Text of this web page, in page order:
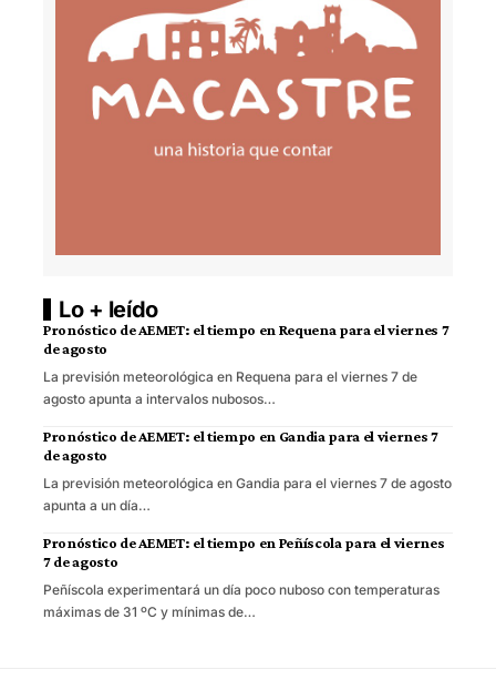
Lo + leído
Pronóstico de AEMET: el tiempo en Requena para el viernes 7
de agosto
La previsión meteorológica en Requena para el viernes 7 de
agosto apunta a intervalos nubosos…
Pronóstico de AEMET: el tiempo en Gandia para el viernes 7
de agosto
La previsión meteorológica en Gandia para el viernes 7 de agosto
apunta a un día…
Pronóstico de AEMET: el tiempo en Peñíscola para el viernes
7 de agosto
Peñíscola experimentará un día poco nuboso con temperaturas
máximas de 31 ºC y mínimas de…